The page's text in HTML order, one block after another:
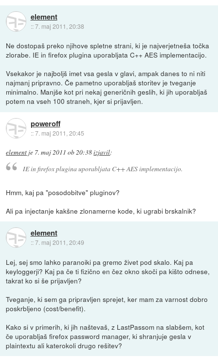
element
::7. maj 2011, 20:38
Ne dostopaš preko njihove spletne strani, ki je najverjetneša točka
zlorabe. IE in firefox plugina uporabljata C++ AES implementacijo.
Vsekakor je najboljš imet vsa gesla v glavi, ampak danes to ni niti
najmanj pripravno. Če pametno uporabljaš storitev je tveganje
minimalno. Manjše kot pri nekaj generičnih geslih, ki jih uporabljaš
potem na vseh 100 straneh, kjer si prijavljen.
poweroff
::7. maj 2011, 20:45
element je 7. maj 2011 ob 20:38izjavil:
IE in firefox plugina uporabljata C++ AES implementacijo.
Hmm, kaj pa "posodobitve" pluginov?
Ali pa injectanje kakšne zlonamerne kode, ki ugrabi brskalnik?
element
::7. maj 2011, 20:49
Lej, sej smo lahko paranoiki pa gremo živet pod skalo. Kaj pa
keyloggerji? Kaj pa če ti fizično en čez okno skoči pa kišto odnese,
takrat ko si še prijavljen?
Tveganje, ki sem ga pripravljen sprejet, ker mam za varnost dobro
poskrbljeno (cost/benefit).
Kako si v primerih, ki jih naštevaš, z LastPassom na slabšem, kot
če uporabljaš firefox password manager, ki shranjuje gesla v
plaintextu ali katerokoli drugo rešitev?